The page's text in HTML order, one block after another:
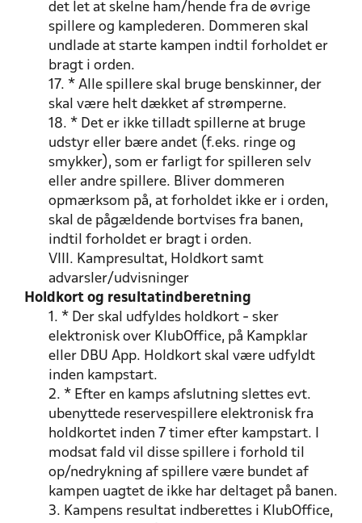
det let at skelne ham/hende fra de øvrige
spillere og kamplederen. Dommeren skal
undlade at starte kampen indtil forholdet er
bragt i orden.
17. * Alle spillere skal bruge benskinner, der
skal være helt dækket af strømperne.
18. * Det er ikke tilladt spillerne at bruge
udstyr eller bære andet (f.eks. ringe og
smykker), som er farligt for spilleren selv
eller andre spillere. Bliver dommeren
opmærksom på, at forholdet ikke er i orden,
skal de pågældende bortvises fra banen,
indtil forholdet er bragt i orden.
VIII. Kampresultat, Holdkort samt
advarsler/udvisninger
Holdkort og resultatindberetning
1. * Der skal udfyldes holdkort - sker
elektronisk over KlubOffice, på Kampklar
eller DBU App. Holdkort skal være udfyldt
inden kampstart.
2. * Efter en kamps afslutning slettes evt.
ubenyttede reservespillere elektronisk fra
holdkortet inden 7 timer efter kampstart. I
modsat fald vil disse spillere i forhold til
op/nedrykning af spillere være bundet af
kampen uagtet de ikke har deltaget på banen.
3. Kampens resultat indberettes i KlubOffice,